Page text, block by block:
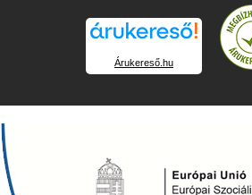
Árukereső.hu